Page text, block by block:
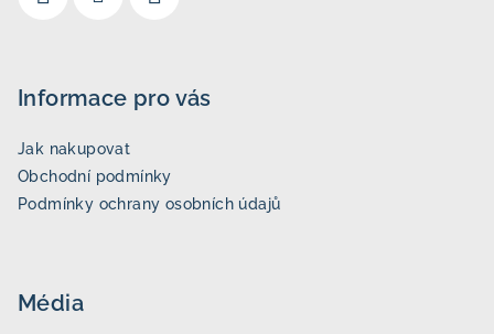
Informace pro vás
Jak nakupovat
Obchodní podmínky
Podmínky ochrany osobních údajů
Média